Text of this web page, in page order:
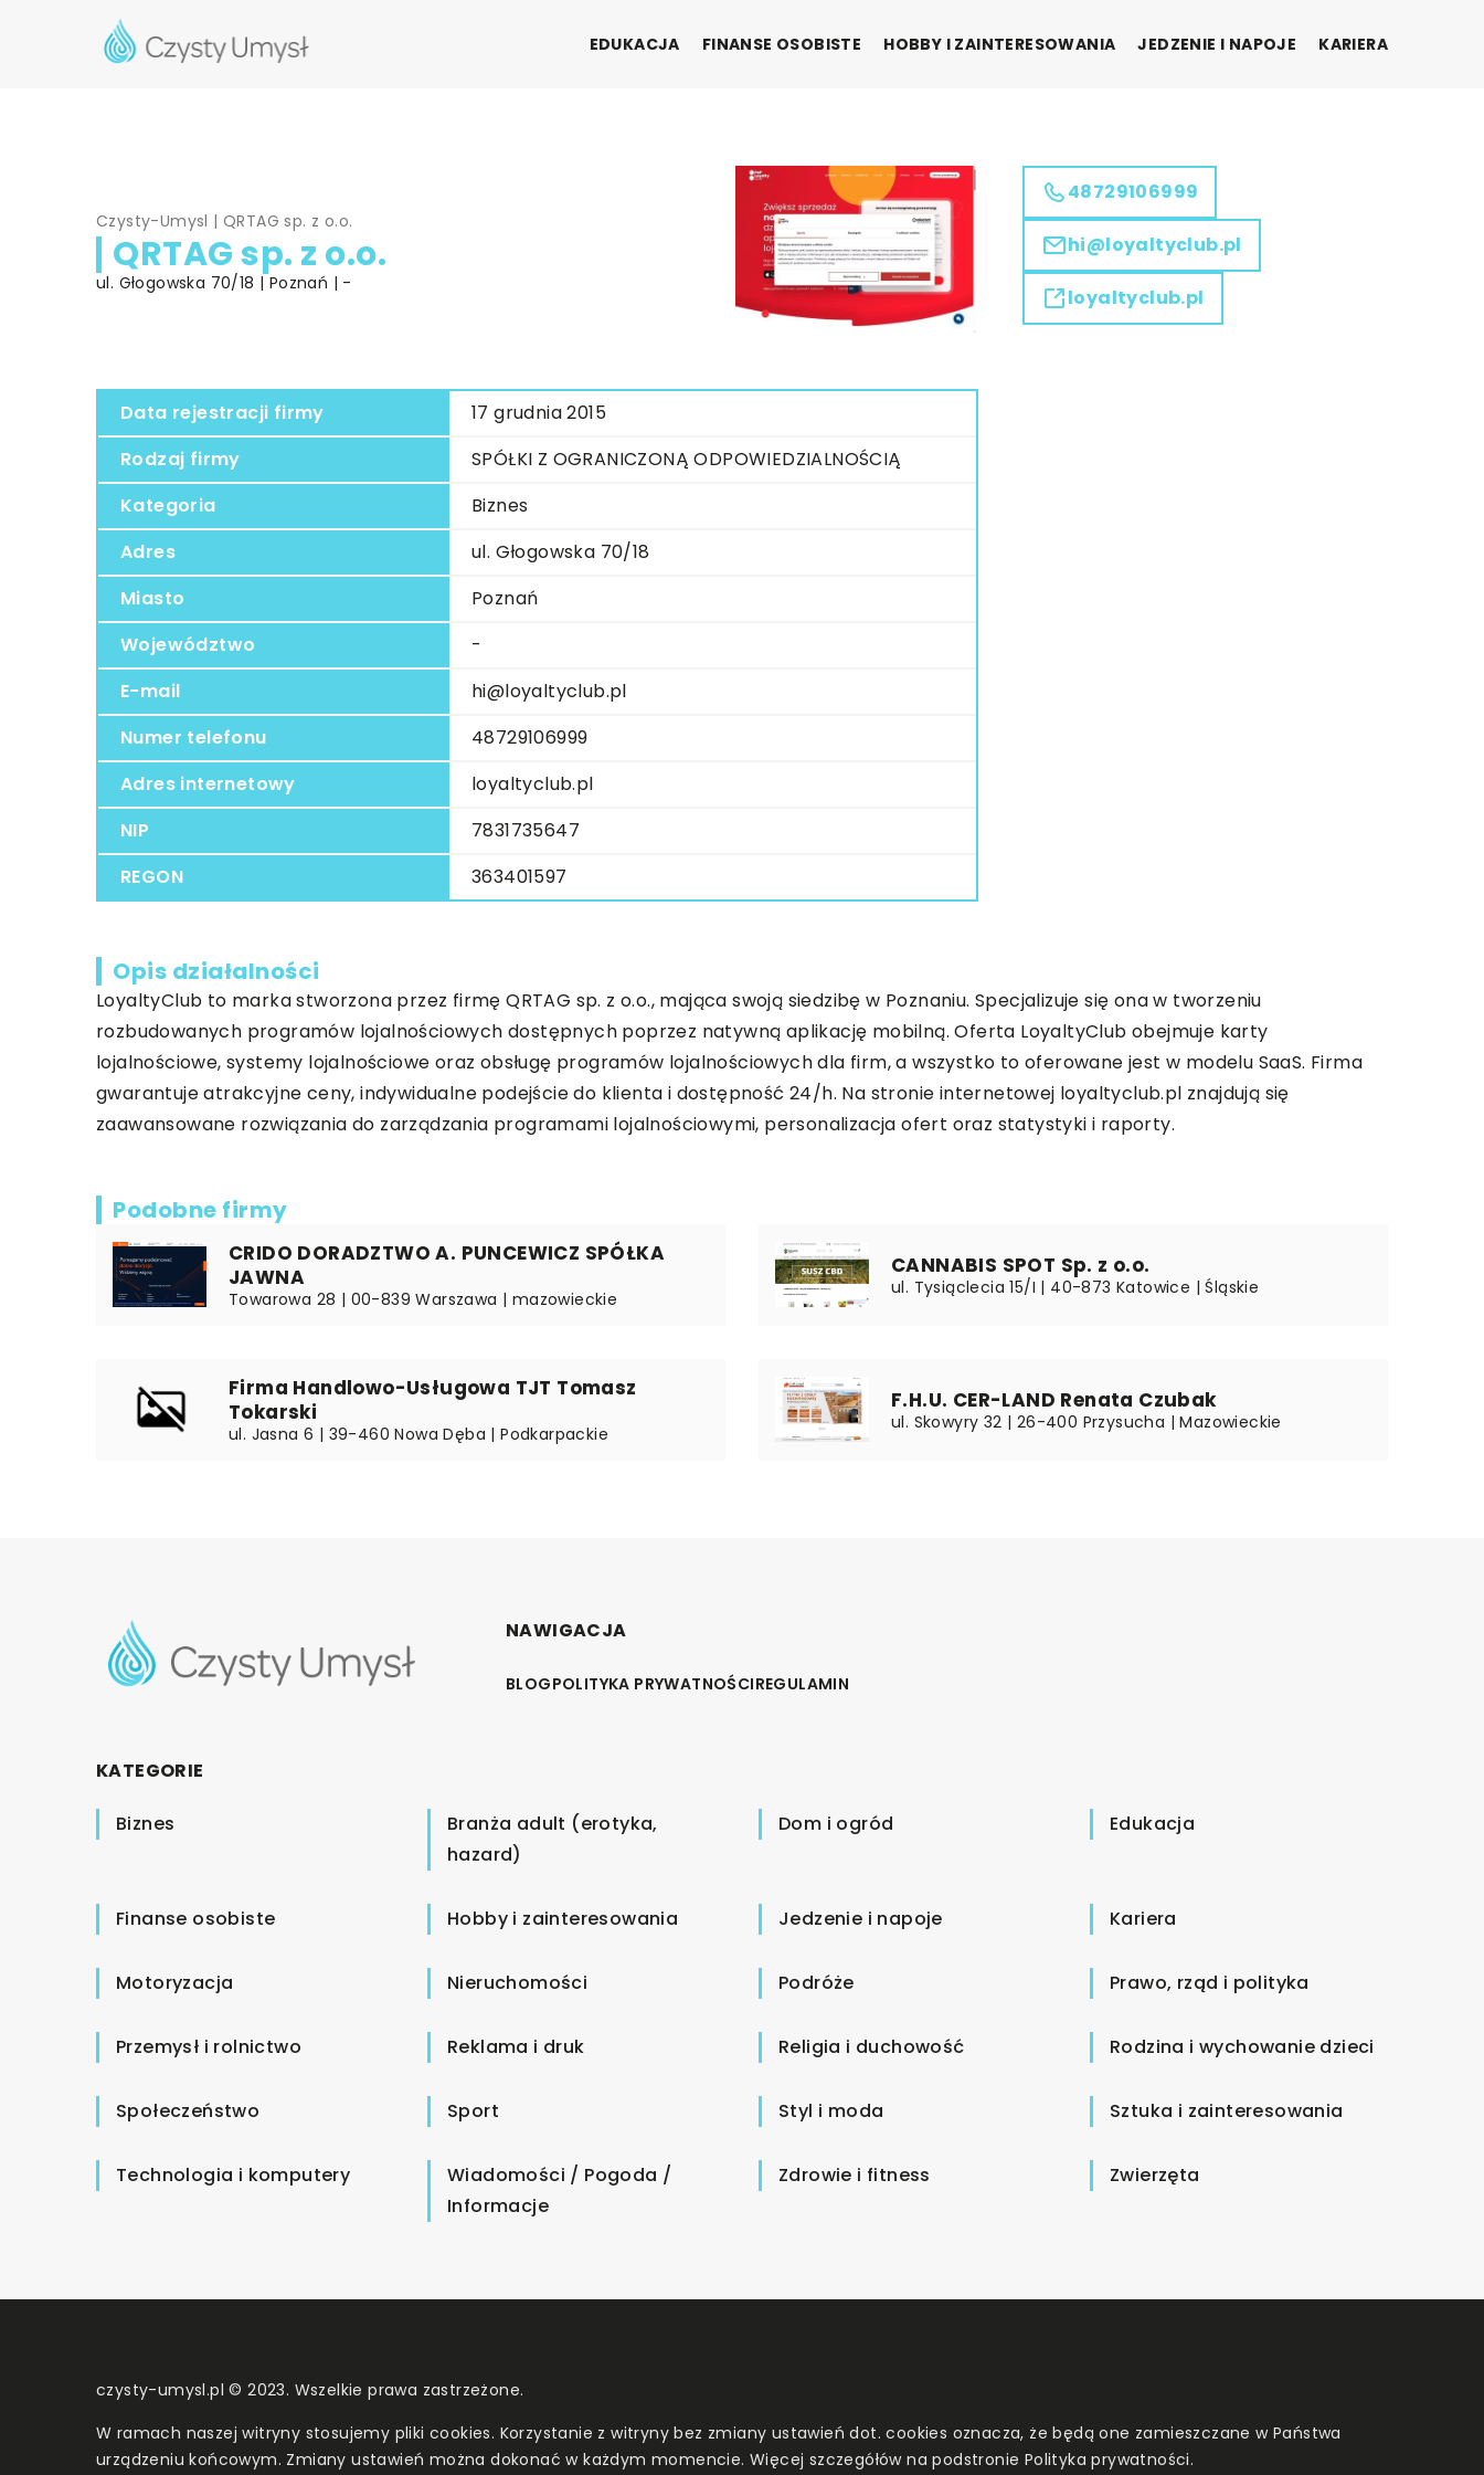
EDUKACJA FINANSE OSOBISTE HOBBY I ZAINTERESOWANIA JEDZENIE I NAPOJE KARIERA
Czysty-Umysl | QRTAG sp. z o.o.
QRTAG sp. z o.o.
ul. Głogowska 70/18 | Poznań | -
Data rejestracji firmy
17 grudnia 2015
Rodzaj firmy
SPÓŁKI Z OGRANICZONĄ ODPOWIEDZIALNOŚCIĄ
Kategoria
Biznes
Adres
ul. Głogowska 70/18
Miasto
Poznań
Województwo
-
E-mail
hi@loyaltyclub.pl
Numer telefonu
48729106999
Adres internetowy
loyaltyclub.pl
NIP
7831735647
REGON
363401597
48729106999
hi@loyaltyclub.pl
loyaltyclub.pl
Opis działalności
LoyaltyClub to marka stworzona przez firmę QRTAG sp. z o.o., mająca swoją siedzibę w Poznaniu. Specjalizuje się ona w tworzeniu
rozbudowanych programów lojalnościowych dostępnych poprzez natywną aplikację mobilną. Oferta LoyaltyClub obejmuje karty
lojalnościowe, systemy lojalnościowe oraz obsługę programów lojalnościowych dla firm, a wszystko to oferowane jest w modelu SaaS. Firma
gwarantuje atrakcyjne ceny, indywidualne podejście do klienta i dostępność 24/h. Na stronie internetowej loyaltyclub.pl znajdują się
zaawansowane rozwiązania do zarządzania programami lojalnościowymi, personalizacja ofert oraz statystyki i raporty.
Podobne firmy
CRIDO DORADZTWO A. PUNCEWICZ SPÓŁKA
JAWNA
Towarowa 28 | 00-839 Warszawa | mazowieckie
CANNABIS SPOT Sp. z o.o.
ul. Tysiąclecia 15/I | 40-873 Katowice | Śląskie
Firma Handlowo-Usługowa TJT Tomasz
Tokarski
ul. Jasna 6 | 39-460 Nowa Dęba | Podkarpackie
F.H.U. CER-LAND Renata Czubak
ul. Skowyry 32 | 26-400 Przysucha | Mazowieckie
NAWIGACJA
BLOGPOLITYKA PRYWATNOŚCIREGULAMIN
KATEGORIE
Biznes
Branża adult (erotyka,
hazard)
Dom i ogród Edukacja
Finanse osobiste Hobby i zainteresowania Jedzenie i napoje Kariera
Motoryzacja Nieruchomości Podróże Prawo, rząd i polityka
Przemysł i rolnictwo Reklama i druk Religia i duchowość Rodzina i wychowanie dzieci
Społeczeństwo Sport Styl i moda Sztuka i zainteresowania
Technologia i komputery
Wiadomości / Pogoda /
Informacje
Zdrowie i fitness Zwierzęta
czysty-umysl.pl © 2023. Wszelkie prawa zastrzeżone.
W ramach naszej witryny stosujemy pliki cookies. Korzystanie z witryny bez zmiany ustawień dot. cookies oznacza, że będą one zamieszczane w Państwa
urządzeniu końcowym. Zmiany ustawień można dokonać w każdym momencie. Więcej szczegółów na podstronie Polityka prywatności.